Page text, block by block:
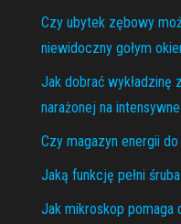
Czy ubytek zębowy
niewidoczny gołym
Jak dobrać wykładzinę
narażonej na
Czy magazyn energii
Jaką funkcję pełni
Jak mikroskop pomaga